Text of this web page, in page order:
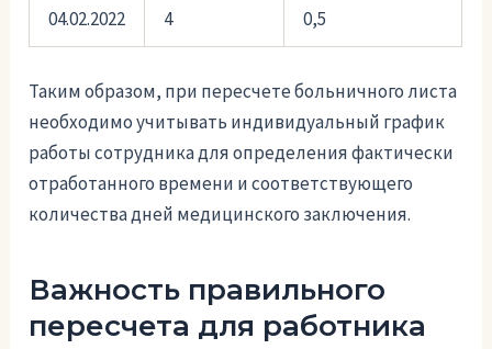
04.02.2022 4 0,5
Таким образом, при пересчете больничного листа
необходимо учитывать индивидуальный график
работы сотрудника для определения фактически
отработанного времени и соответствующего
количества дней медицинского заключения.
Важность правильного
пересчета для работника